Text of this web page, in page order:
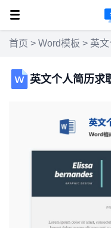
首页 > Word模板 > 英文
英文个人简历求